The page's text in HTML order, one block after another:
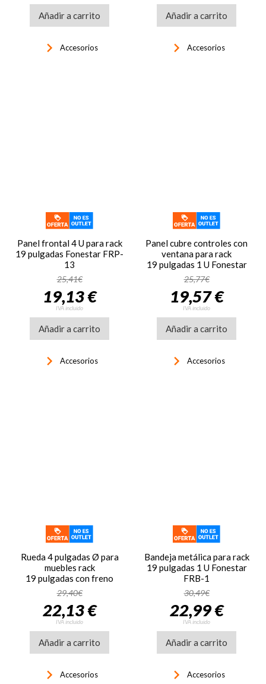
Añadir a carrito
keyboard_arrow_right Accesorios
Añadir a carrito
keyboard_arrow_right Accesorios
Panel frontal 4 U para rack
19 pulgadas Fonestar FRP-
13
25,41€
19,13 €
IVA incluido
Añadir a carrito
keyboard_arrow_right Accesorios
Panel cubre controles con
ventana para rack
19 pulgadas 1 U Fonestar
FRP-41G
25,77€
19,57 €
IVA incluido
Añadir a carrito
keyboard_arrow_right Accesorios
Rueda 4 pulgadas Ø para
muebles rack
19 pulgadas con freno
Fonestar FRP-24F
29,40€
22,13 €
IVA incluido
Añadir a carrito
keyboard_arrow_right Accesorios
Bandeja metálica para rack
19 pulgadas 1 U Fonestar
FRB-1
30,49€
22,99 €
IVA incluido
Añadir a carrito
keyboard_arrow_right Accesorios